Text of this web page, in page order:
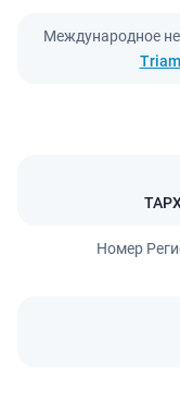
Международное
Номер